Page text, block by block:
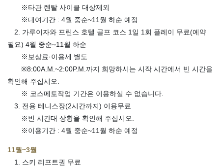
※타관 렌탈 사이클 대상제외
※대여기간 : 4월 중순~11월 하순 예정
2. 가루이자와 프린스 호텔 골프 코스 1일 1회 플레이 무료(예약
필요) 4월 중순~11월 하순
※보상료·이용세 별도
※8:00A.M.~2:00P.M.까지 희망하시는 시작 시간에서 빈 시간을
확인해 주십시오.
※ 코스메토작업 기간은 이용하실 수 없습니다.
3. 전용 테니스장(2시간까지) 이용무료
※빈 시간대 상황을 확인해 주십시오.
※이용기간 : 4월 중순~11월 하순 예정
11월~3월
1. 스키 리프트권 무료